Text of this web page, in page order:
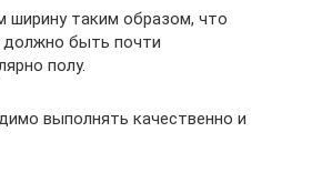
ширину таким образом, что
должно быть почти
полу.
выполнять качественно и